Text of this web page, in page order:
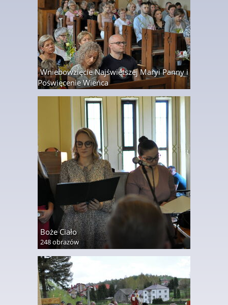
Wniebowzięcie Najświętszej Maryi Panny i
Poświęcenie Wieńca
Boże Ciało
248 obrazów